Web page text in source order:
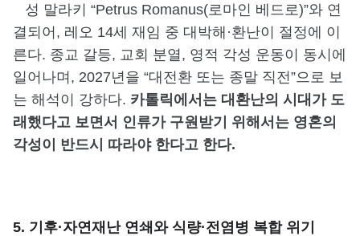
성 말라키 “Petrus Romanus(로마인 베드로)”와 연
결되어, 레오 14세 재임 중 대박해·환난이 절정에 이
른다. 종교 갈등, 교회 분열, 영적 각성 운동이 동시에
일어나며, 2027년을 “대전환 또는 종말 직전”으로 보
는 해석이 강하다. 카톨릭에서는 대환난의 시대가 도
래했다고 보면서 인류가 구원받기 위해서는 영혼의
각성이 반드시 따라야 한다고 한다.
5. 기후·자연재난 연쇄와 식량·전염병 복합 위기